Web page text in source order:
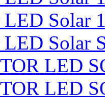
Solar
Solar
LED
LED